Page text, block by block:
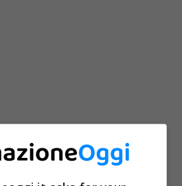
Superbonus;